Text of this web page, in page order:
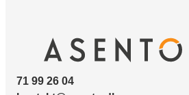
71 99 26 04